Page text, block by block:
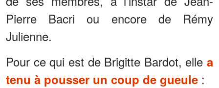
Pierre Bacri ou encore de Rémy
Julienne.
Pour ce qui est de Brigitte Bardot, elle a
tenu à pousser un coup de gueule :